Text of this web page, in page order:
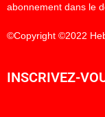
abonnement dans le
©Copyright ©2022
INSCRIVEZ-